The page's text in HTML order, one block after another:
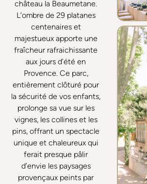
château la Beaumetane.
L’ombre de 29 platanes
centenaires et
majestueux apporte une
fraîcheur rafraichissante
aux jours d’été en
Provence. Ce parc,
entièrement clôturé pour
la sécurité de vos enfants,
prolonge sa vue sur les
vignes, les collines et les
pins, offrant un spectacle
unique et chaleureux qui
ferait presque pâlir
d’envie les paysages
provençaux peints par